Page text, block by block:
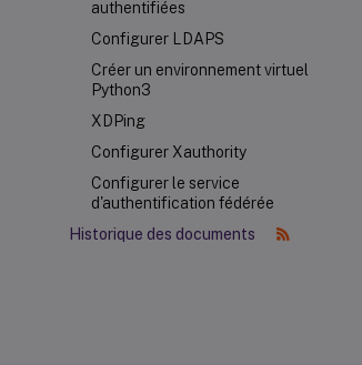
authentifiées
Configurer LDAPS
Créer un environnement virtuel
Python3
XDPing
Configurer Xauthority
Configurer le service
d'authentification fédérée
Historique des documents